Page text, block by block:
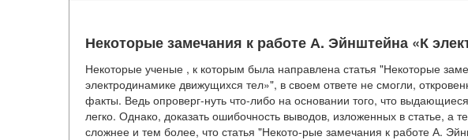
Некоторые замечания к работе А. Эйнштейна «К
Некоторые ученые , к которым была направлена статья "Некоторые
электродинамике движущихся тел»", в своем ответе не смогли,
факты. Ведь опроверг-нуть что-либо на основании того, что
легко. Однако, доказать ошибочность выводов, изложенных в статье, а
сложнее и тем более, что статья "Некото-рые замечания к работе А.